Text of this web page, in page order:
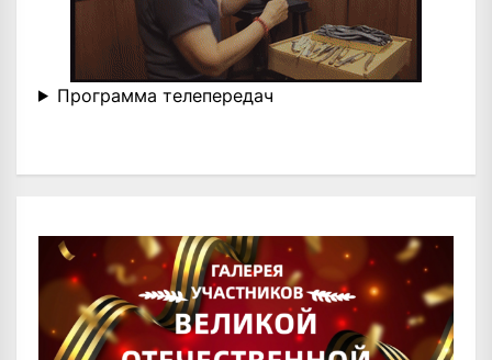
Программа телепередач